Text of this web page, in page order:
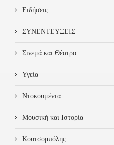
Ειδήσεις
ΣΥΝΕΝΤΕΥΞΕΙΣ
Σινεμά και Θέατρο
Υγεία
Ντοκουμέντα
Μουσική και Ιστορία
Κουτσομπόλης